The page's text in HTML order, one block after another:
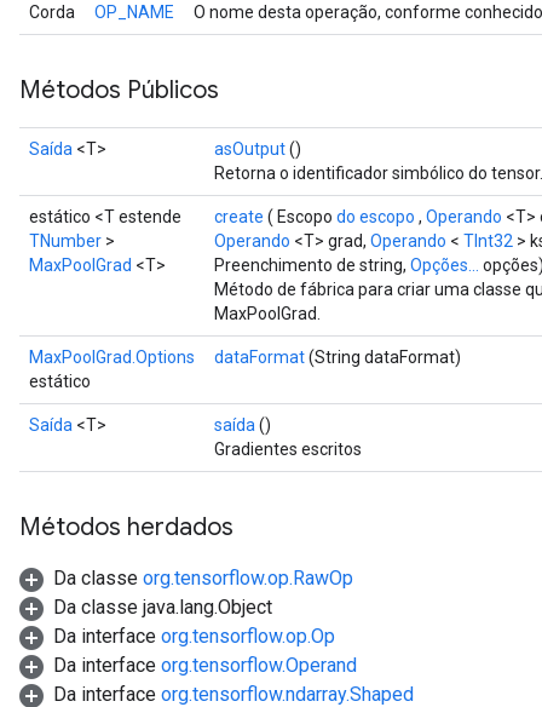
Corda OP_NAME O nome desta operação, conforme
Métodos Públicos
Saída <T> asOutput()
Retorna o identificador simbólico do tensor.
estático <T estende
TNumber >
MaxPoolGrad <T>
create ( Escopo do escopo , Operando <T>
Operando <T> grad, Operando < TInt32 >
Preenchimento de string, Opções...
Método de fábrica para criar uma classe
MaxPoolGrad.
MaxPoolGrad.Options
estático
dataFormat(String dataFormat)
Saída <T> saída ()
Gradientes escritos
Métodos herdados
Da classe org.tensorflow.op.RawOp
Da classe java.lang.Object
Da interface org.tensorflow.op.Op
Da interface org.tensorflow.Operand
Da interface org.tensorflow.ndarray.Shaped